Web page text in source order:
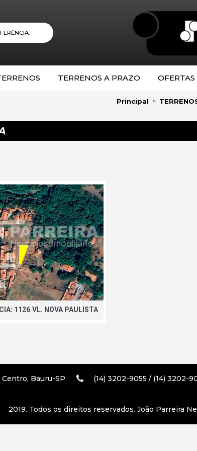
TERRENOS A PRAZO
Principal
1126 VL. NOVA PAULISTA
Bauru-SP (14) 3202-9055 / (14) 3202-
2019. Todos os direitos reservados. João Parreira